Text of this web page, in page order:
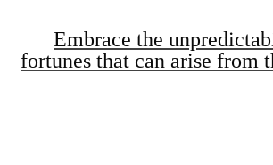
Embrace the
fortunes that can arise from